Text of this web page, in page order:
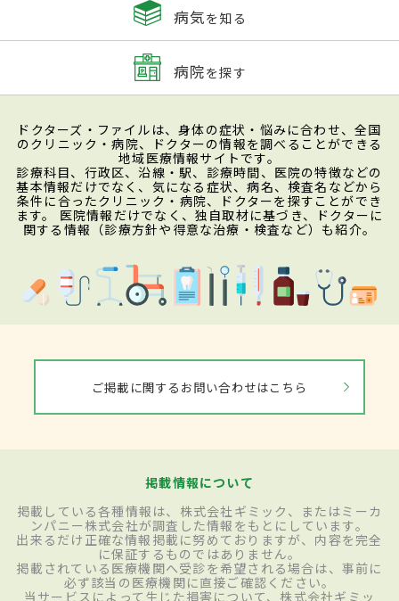
病気を知る
病院を探す
ドクターズ・ファイルは、身体の症状・悩みに合わせ、全国
のクリニック・病院、ドクターの情報を調べることができる
地域医療情報サイトです。
診療科目、行政区、沿線・駅、診療時間、医院の特徴などの
基本情報だけでなく、気になる症状、病名、検査名などから
条件に合ったクリニック・病院、ドクターを探すことができ
ます。 医院情報だけでなく、独自取材に基づき、ドクターに
関する情報（診療方針や得意な治療・検査など）も紹介。
ご掲載に関するお問い合わせはこちら
掲載情報について
掲載している各種情報は、株式会社ギミック、またはミーカ
ンパニー株式会社が調査した情報をもとにしています。
出来るだけ正確な情報掲載に努めておりますが、内容を完全
に保証するものではありません。
掲載されている医療機関へ受診を希望される場合は、事前に
必ず該当の医療機関に直接ご確認ください。
当サービスによって生じた損害について、株式会社ギミッ